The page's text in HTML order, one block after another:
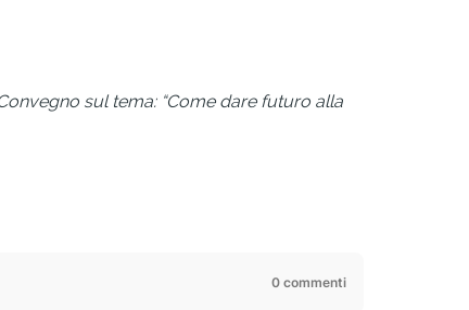
sul tema: “Come dare futuro alla
0 commenti